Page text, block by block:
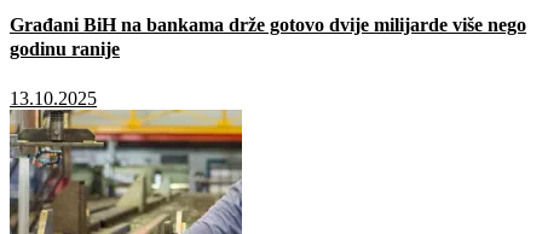
Građani BiH na bankama drže gotovo dvije milijarde više nego
godinu ranije
13.10.2025